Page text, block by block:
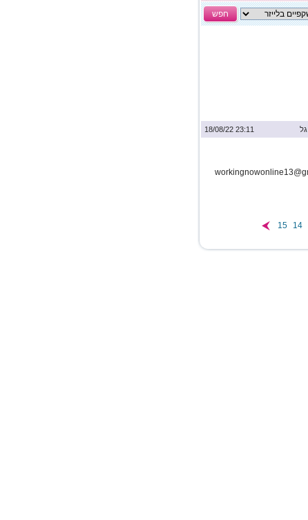
חפש
23:11 18/08/22 גל
14
15